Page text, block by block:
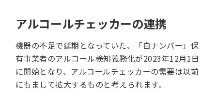
アルコールチェッカーの連携
機器の不足で延期となっていた、「白ナンバー」保
有事業者のアルコール検知義務化が2023年12月1日
に開始となり、アルコールチェッカーの需要は以前
にもまして拡大するものと考えられます。